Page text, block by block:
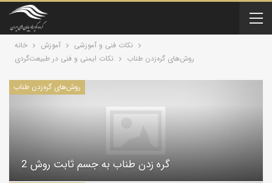
خانه آموزش
نکات فنی و آموزشی
نکات ایمنی و فنی در طبیعت‌گردی
روش‌های گره‌زدن طناب
روش‌های گره‌زدن طناب
گره زدن طناب به جسم ثابت روش 2